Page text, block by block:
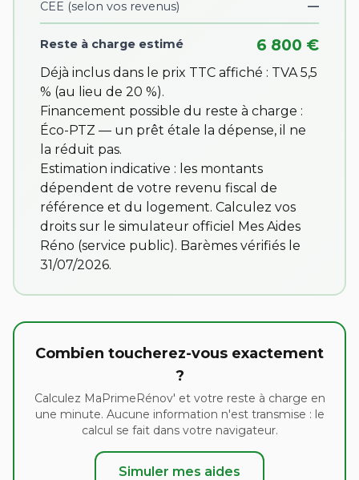
CEE (selon vos revenus) —
Reste à charge estimé 6 800 €
Déjà inclus dans le prix TTC affiché : TVA 5,5
% (au lieu de 20 %).
Financement possible du reste à charge :
Éco-PTZ — un prêt étale la dépense, il ne
la réduit pas.
Estimation indicative : les montants
dépendent de votre revenu fiscal de
référence et du logement. Calculez vos
droits sur le simulateur officiel Mes Aides
Réno (service public). Barèmes vérifiés le
31/07/2026.
Combien toucherez-vous exactement
?
Calculez MaPrimeRénov' et votre reste à charge en
une minute. Aucune information n'est transmise : le
calcul se fait dans votre navigateur.
Simuler mes aides